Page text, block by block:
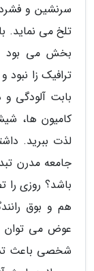
سرنشین و
تلخ می نماید.
بخش می بود
ترافیک زا
بابت آلودگی
کامیون ها،
لذت ببرید.
جامعه مدرن
باشد؟ روزی را
هم و بوق
عوض می توان
شخصی باعث